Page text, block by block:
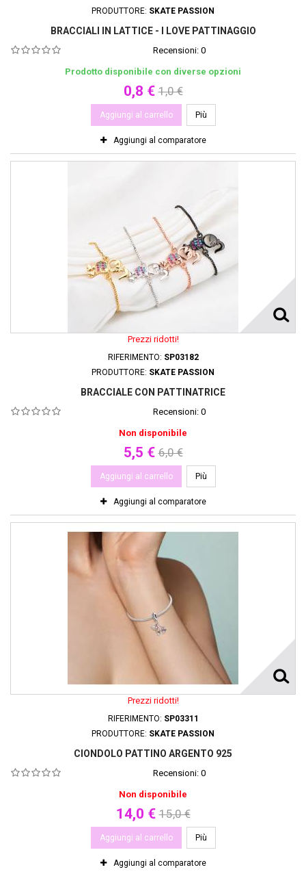
PRODUTTORE: SKATE PASSION
BRACCIALI IN LATTICE - I LOVE PATTINAGGIO
Recensioni: 0
Prodotto disponibile con diverse opzioni
0,8 € 1,0 €
Aggiungi al carrello Più
Aggiungi al comparatore
Prezzi ridotti!
RIFERIMENTO: SP03182
PRODUTTORE: SKATE PASSION
BRACCIALE CON PATTINATRICE
Recensioni: 0
Non disponibile
5,5 € 6,0 €
Aggiungi al carrello Più
Aggiungi al comparatore
Prezzi ridotti!
RIFERIMENTO: SP03311
PRODUTTORE: SKATE PASSION
CIONDOLO PATTINO ARGENTO 925
Recensioni: 0
Non disponibile
14,0 € 15,0 €
Aggiungi al carrello Più
Aggiungi al comparatore